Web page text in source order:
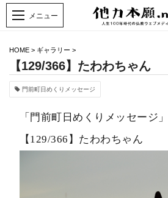
HOME > ギャラリー >
【129/366】たわわちゃん
門前町日めくりメッセージ
「門前町日めくりメッセージ」
【129/366】たわわちゃん